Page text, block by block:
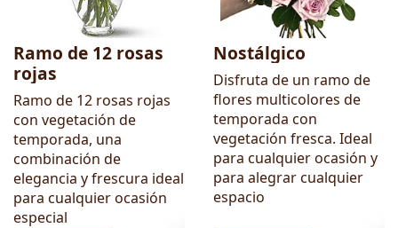
Ramo de 12 rosas
rojas
Ramo de 12 rosas rojas
con vegetación de
temporada, una
combinación de
elegancia y frescura ideal
para cualquier ocasión
especial
Nostálgico
Disfruta de un ramo de
flores multicolores de
temporada con
vegetación fresca. Ideal
para cualquier ocasión y
para alegrar cualquier
espacio